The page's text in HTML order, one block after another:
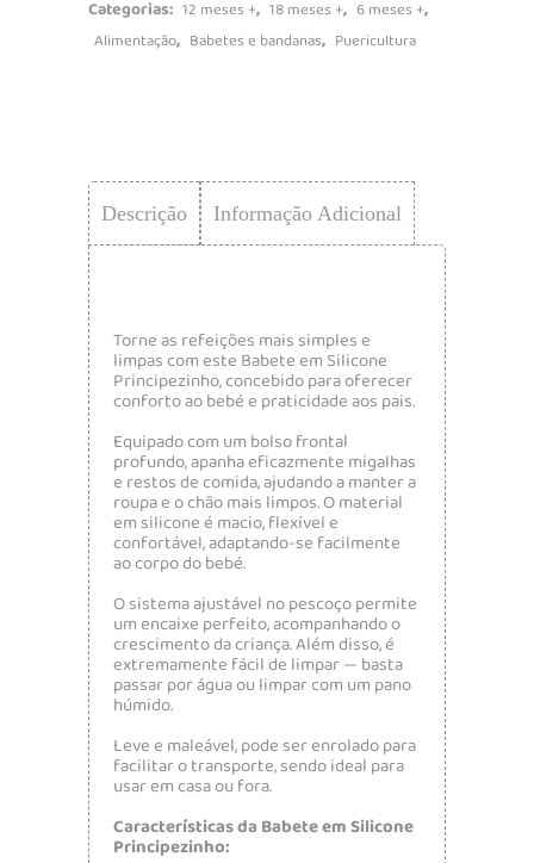
Categorias: 12 meses +, 18 meses +, 6 meses +,
Alimentação, Babetes e bandanas, Puericultura
Descrição Informação Adicional
Torne as refeições mais simples e
limpas com este Babete em Silicone
Principezinho, concebido para oferecer
conforto ao bebé e praticidade aos pais.
Equipado com um bolso frontal
profundo, apanha eficazmente migalhas
e restos de comida, ajudando a manter a
roupa e o chão mais limpos. O material
em silicone é macio, flexível e
confortável, adaptando-se facilmente
ao corpo do bebé.
O sistema ajustável no pescoço permite
um encaixe perfeito, acompanhando o
crescimento da criança. Além disso, é
extremamente fácil de limpar — basta
passar por água ou limpar com um pano
húmido.
Leve e maleável, pode ser enrolado para
facilitar o transporte, sendo ideal para
usar em casa ou fora.
Características da Babete em Silicone
Principezinho: